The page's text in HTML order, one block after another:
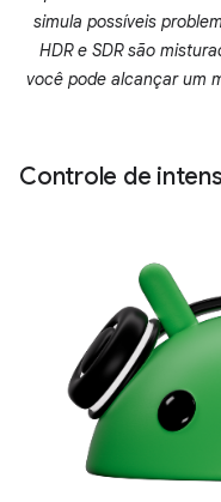
simula possíveis
HDR e SDR são
você pode alcançar um
Controle de